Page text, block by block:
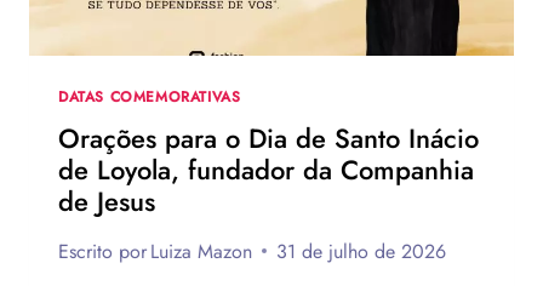
PELE
DATAS COMEMORATIVAS
Orações para o Dia de Santo Inácio
de Loyola, fundador da Companhia
de Jesus
Escrito porLuiza Mazon 31 de julho de 2026